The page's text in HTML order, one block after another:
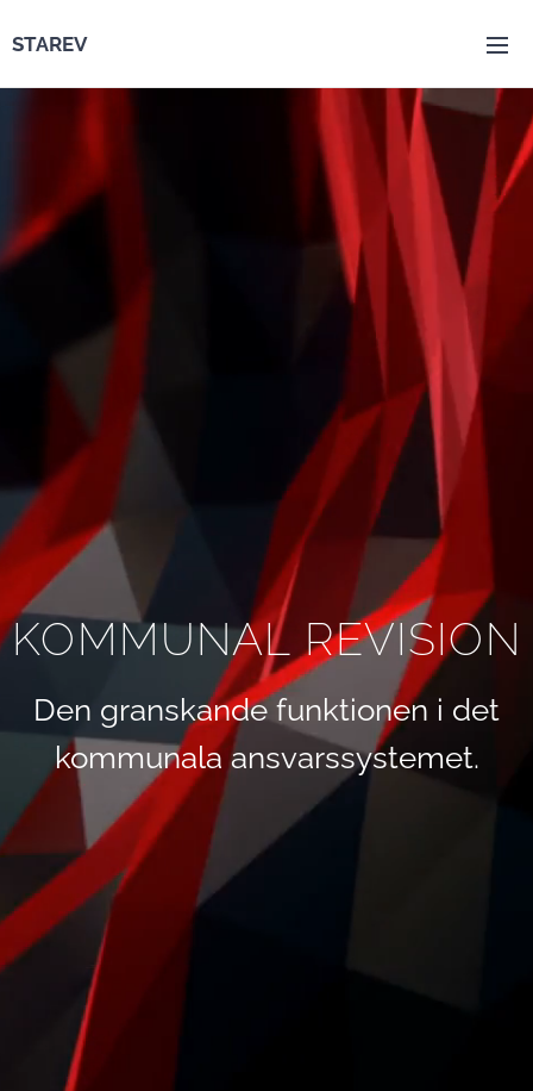
STAREV
KOMMUNAL REVISION
Den granskande funktionen i det
kommunala ansvarssystemet.